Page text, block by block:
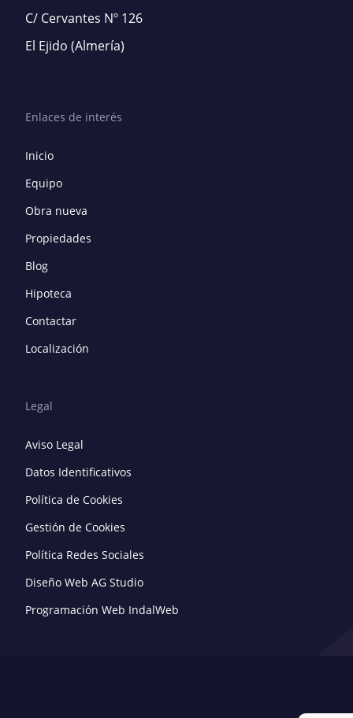
C/ Cervantes Nº 126
El Ejido (Almería)
Enlaces de interés
Inicio
Equipo
Obra nueva
Propiedades
Blog
Hipoteca
Contactar
Localización
Legal
Aviso Legal
Datos Identificativos
Política de Cookies
Gestión de Cookies
Política Redes Sociales
Diseño Web AG Studio
Programación Web IndalWeb